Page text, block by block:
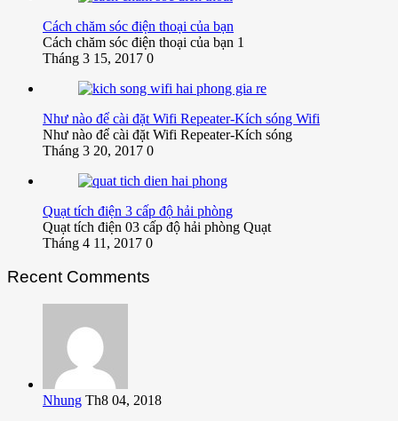
Cách chăm sóc điện thoại của bạn
Cách chăm sóc điện thoại của bạn 1
Tháng 3 15, 2017 0
Như nào để cài đặt Wifi Repeater-Kích sóng Wifi
Như nào để cài đặt Wifi Repeater-Kích sóng
Tháng 3 20, 2017 0
Quạt tích điện 3 cấp độ hải phòng
Quạt tích điện 03 cấp độ hải phòng Quạt
Tháng 4 11, 2017 0
Recent Comments
Nhung Th8 04, 2018